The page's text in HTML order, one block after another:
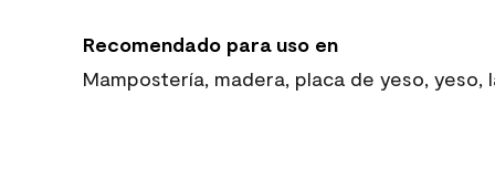
Recomendado para uso en
Mampostería, madera, placa de yeso, yeso,